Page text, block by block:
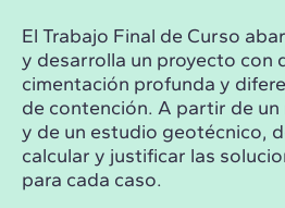
El Trabajo Final de Curso
y desarrolla un proyecto con
cimentación profunda y
de contención. A partir de
y de un estudio geotécnico,
calcular y justificar las
para cada caso.